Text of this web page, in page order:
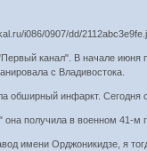
канал". В начале июня
с Владивостока.
обширный инфаркт. Сегодня
получила в военном 41-м
имени Орджоникидзе, я